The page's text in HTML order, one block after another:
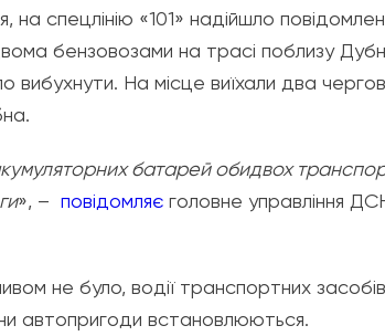
на спецлінію «101» надійшло
бензовозами на трасі поблизу
вибухнути. На місце виїхали два
батарей обидвох
», – повідомляє головне управління
не було, водії транспортних
автопригоди встановлюються.